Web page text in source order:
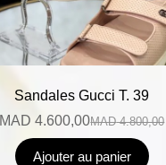
Sandales Gucci T. 39
MAD4.800,00
MAD 4.600,00
Ajouter au panier